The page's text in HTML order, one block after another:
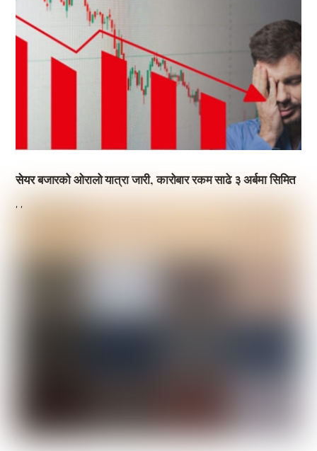
सेयर बजारको ओरालो यात्रा जारी, कारोबार रकम साढे ३ अर्बमा सिमित
, ,